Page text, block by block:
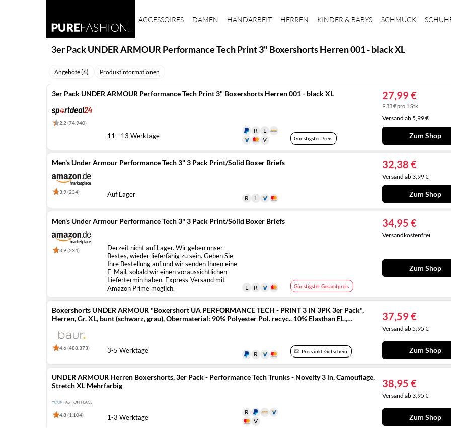
ACCESSOIRES DAMEN HANDARBEIT HERREN KINDER & BABYS SCHMUCK
3er Pack UNDER ARMOUR Performance Tech Print 3" Boxershorts Herren 001 - black XL
Angebote (6) Produktinformationen
3er Pack UNDER ARMOUR Performance Tech Print 3" Boxershorts Herren 001 - black XL
2,2 (74.940)
Günstigster Preis
11 - 13 Werktage
27,99 €
9.33 € pro 1 Stk
Versand ab 5,99 €
Zum Shop
Men's Under Armour Performance Tech 3" 3 Pack Print/Solid Boxer Briefs
3,9 (234) Auf Lager
32,38 €
Versand ab 3,99 €
Zum Shop
Men's Under Armour Performance Tech 3" 3 Pack Print/Solid Boxer Briefs
3,9 (234)
Günstigster Gesamtpreis
Derzeit nicht auf Lager. Wir geben unser
Bestes, wieder lieferfähig zu sein. Geben Sie
Ihre Bestellung auf und wir senden Ihnen eine
E-Mail, sobald wir einen voraussichtlichen
Liefertermin haben. Express-Versand mit
Amazon Prime möglich.
34,95 €
Versandkostenfrei
Zum Shop
Boxershorts UNDER ARMOUR "Boxershort UA PERFORMANCE TECH - PRINT 3 IN 3PK 3er Pack",
Herren, Gr. XL, bunt (schwarz, grau), Obermaterial: 90% Polyester Pol. recyc.. 10% Elasthan EL.,
4,6 (488.373)
Preis inkl. Gutschein
3-5 Werktage
37,59 €
Versand ab 5,95 €
Zum Shop
UNDER ARMOUR Herren Boxershorts, 3er Pack - Performance Tech Trunks - Novelty 3 in, Camouflage,
Stretch XL Mehrfarbig
4,8 (1.104) 1-3 Werktage
38,95 €
Versand ab 3,95 €
Zum Shop